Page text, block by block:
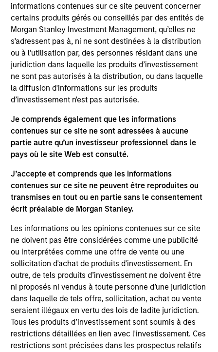
informations contenues sur ce site peuvent concerner
certains produits gérés ou conseillés par des entités de
Morgan Stanley Investment Management, qu’elles ne
s'adressent pas à, ni ne sont destinées à la distribution
ou à l'utilisation par, des personnes résidant dans une
juridiction dans laquelle les produits d’investissement
ne sont pas autorisés à la distribution, ou dans laquelle
la diffusion d'informations sur les produits
d’investissement n'est pas autorisée.
Je comprends également que les informations
contenues sur ce site ne sont adressées à aucune
partie autre qu’un investisseur professionnel dans le
pays où le site Web est consulté.
J’accepte et comprends que les informations
contenues sur ce site ne peuvent être reproduites ou
transmises en tout ou en partie sans le consentement
écrit préalable de Morgan Stanley.
Les informations ou les opinions contenues sur ce site
ne doivent pas être considérées comme une publicité
ou interprétées comme une offre de vente ou une
sollicitation d'achat de produits d'investissement. En
outre, de tels produits d’investissement ne doivent être
ni proposés ni vendus à toute personne d’une juridiction
dans laquelle de tels offre, sollicitation, achat ou vente
seraient illégaux en vertu des lois de ladite juridiction.
Tous les produits d’investissement sont soumis à des
restrictions détaillées en lien avec l'investissement. Ces
restrictions sont précisées dans les prospectus relatifs
Customers of branded furniture retailers can buy
and sell products of specific brands easily on the
platform, creating an ecosystem of repeat
customers for both the retailers and AptDeco.
View Current Employment Opportunities
View Site
Investment Team
Morgan Stanley Next Level
As of July 25, 2025. The above is provided for informational
the investment mentioned resulted in positive performance
(for realized holdings), or will perform well in the future (for
current holdings). The trademarks and service marks above
are the property of their respective owners. The information
on this website has not been authorized, sponsored, or
otherwise approved by such owners. By clicking on any
links shown here, you agree that you are navigating to a
third party site. We are providing these hyperlinks to you
only as a convenience and the inclusion of any hyperlink is
not and does not imply any endorsement, approval,
investigation, verification or monitoring by us of any
information contained in any hyperlinked site. In no event
shall we be responsible for the information contained on
the site or your use of such site.